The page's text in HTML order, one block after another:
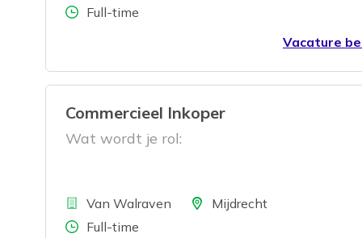
veilige en representatieve werkplekken
Aantal uren
Full-time
Vacature
Commercieel Inkoper
Wat wordt je rol:
BedrijfVan Walraven LocatieMijdrecht
Aantal uren
Full-time